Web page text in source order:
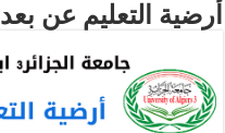
أرضية التعليم عن بعد